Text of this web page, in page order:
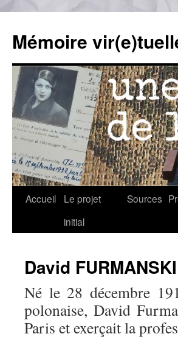
Mémoire
Skip
Accueil
Le projet
initial
Sources
David FURMANSKI
Né le 28 décembre
polonaise, David
Paris et exerçait la